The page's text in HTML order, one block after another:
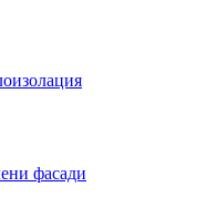
фасади